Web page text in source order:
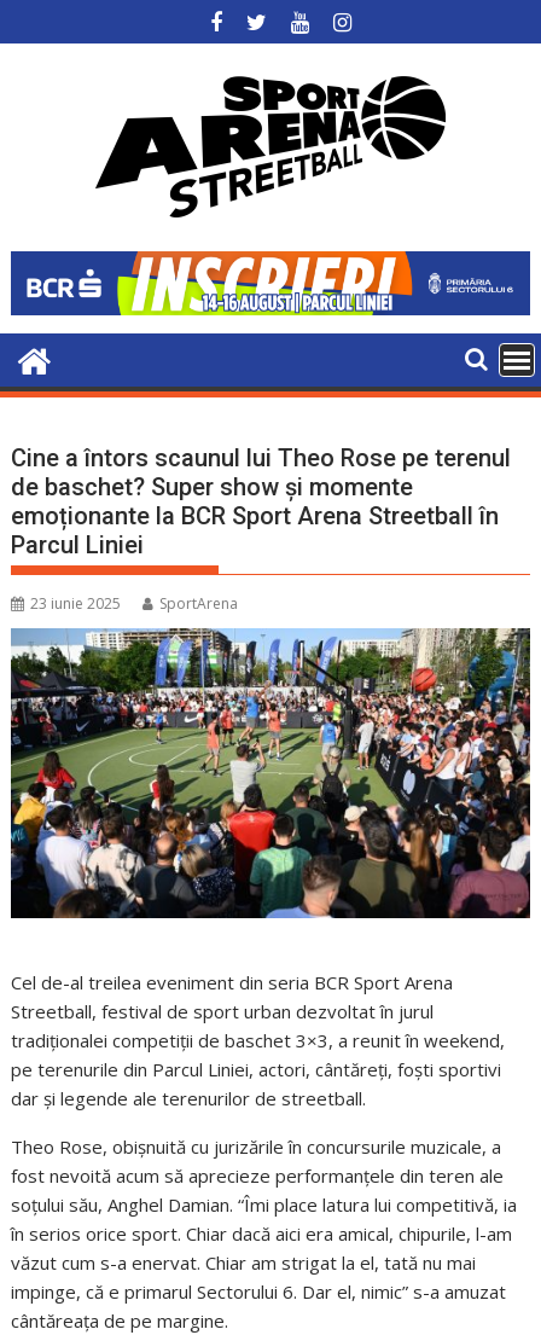
to
Cine a întors scaunul lui Theo Rose pe terenul
de baschet? Super show și momente
emoționante la BCR Sport Arena Streetball în
Parcul Liniei
23 iunie 2025 SportArena
Cel de-al treilea eveniment din seria BCR Sport Arena
Streetball, festival de sport urban dezvoltat în jurul
tradiționalei competiții de baschet 3×3, a reunit în weekend,
pe terenurile din Parcul Liniei, actori, cântăreți, foști sportivi
dar și legende ale terenurilor de streetball.
Theo Rose, obișnuită cu jurizările în concursurile muzicale, a
fost nevoită acum să aprecieze performanțele din teren ale
soțului său, Anghel Damian. “Îmi place latura lui competitivă, ia
în serios orice sport. Chiar dacă aici era amical, chipurile, l-am
văzut cum s-a enervat. Chiar am strigat la el, tată nu mai
impinge, că e primarul Sectorului 6. Dar el, nimic” s-a amuzat
cântăreața de pe margine.